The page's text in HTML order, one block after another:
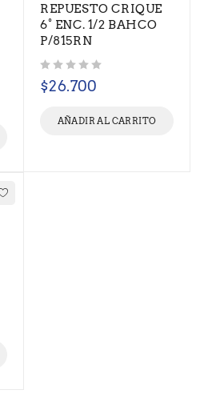
REPUESTO CRIQUE
6° ENC. 1/2 BAHCO
P/815RN
$26.700
AÑADIR AL CARRITO